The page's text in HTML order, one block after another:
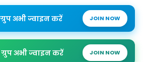
अभी ज्वाइन करें JOIN NOW
अभी ज्वाइन करें JOIN NOW